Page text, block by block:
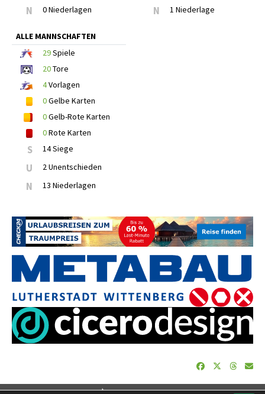
N 0 Niederlagen N 1 Niederlage
ALLE MANNSCHAFTEN
29Spiele
20Tore
4Vorlagen
0Gelbe Karten
0Gelb-Rote Karten
0Rote Karten
S 14 Siege
U 2 Unentschieden
N 13 Niederlagen